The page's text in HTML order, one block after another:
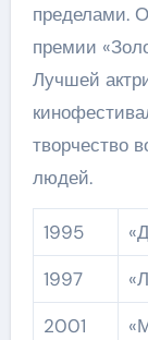
пределами.
премии
Лучшей
творчество
людей.
1995
1997
2001